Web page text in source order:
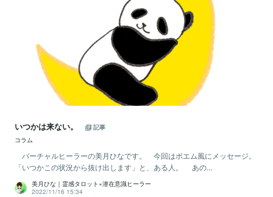
いつかは来ない。
記事
コラム
バーチャルヒーラーの美月ひなです。 今回はポエム風にメッセージ。
「いつかこの状況から抜け出します」と、ある人。 あの...
美月ひな｜霊感タロット×潜在意識ヒーラー
2022/11/16 15:34